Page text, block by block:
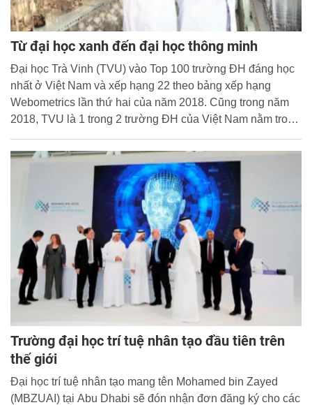
Từ đại học xanh đến đại học thông minh
Đại học Trà Vinh (TVU) vào Top 100 trường ĐH đáng học
nhất ở Việt Nam và xếp hạng 22 theo bảng xếp hạng
Webometrics lần thứ hai của năm 2018. Cũng trong năm
2018, TVU là 1 trong 2 trường ĐH của Việt Nam nằm trong
chức xếp hạng UI GreenMetric World University Rankings.
Từ một ĐH xanh và phát triển bền vững TVU khẳng định
bước tiếp trở thành ĐH thông minh trong tương lai.
Trường đại học trí tuệ nhân tạo đầu tiên trên
thế giới
Đại học trí tuệ nhân tạo mang tên Mohamed bin Zayed
(MBZUAI) tại Abu Dhabi sẽ đón nhận đơn đăng ký cho các